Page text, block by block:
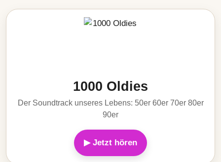
1000 Oldies
Der Soundtrack unseres Lebens: 50er 60er 70er 80er
90er
▶ Jetzt hören